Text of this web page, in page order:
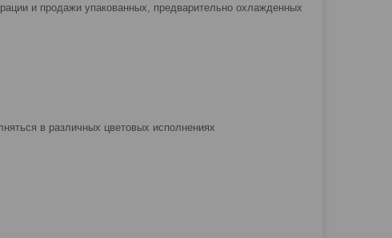
и продажи упакованных, предварительно охлажденных
в различных цветовых исполнениях